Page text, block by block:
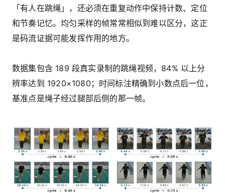
「有人在跳绳」，还必须在重复动作中保持计数、定位
和节奏记忆。均匀采样的帧常常相似到难以区分，这正
是码流证据可能发挥作用的地方。
数据集包含 189 段真实录制的跳绳视频，84% 以上分
辨率达到 1920×1080；时间标注精确到小数点后一位，
基准点是绳子经过腿部后侧的那一帧。